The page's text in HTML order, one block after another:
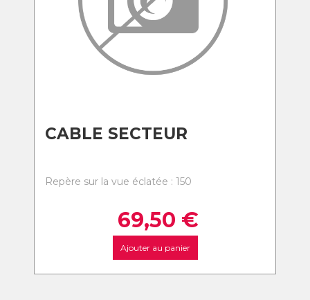
CABLE SECTEUR
Repère sur la vue éclatée : 150
69,50 €
Ajouter au panier